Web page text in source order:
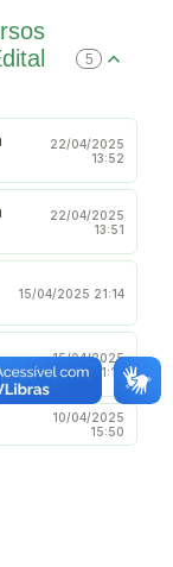
5
22/04/2025
13:52
22/04/2025
13:51
15/04/2025 21:14
15/04/2025
21:10
10/04/2025
15:50